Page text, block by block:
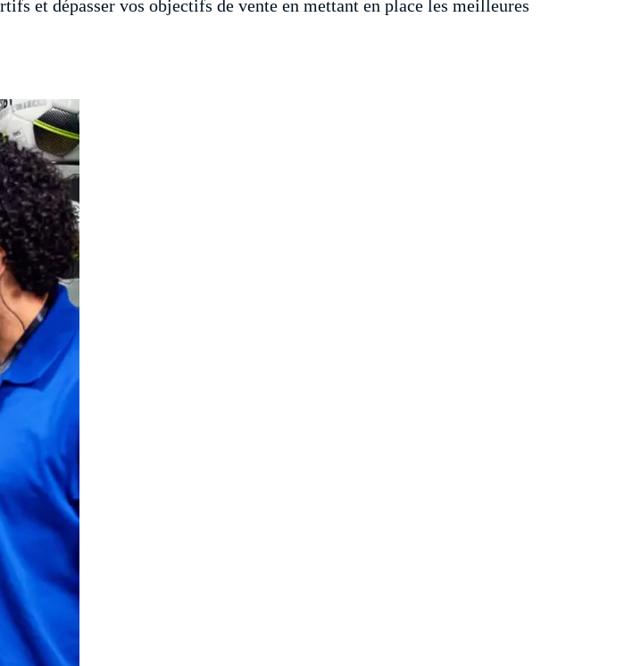
et dépasser vos objectifs de vente en mettant en place les meilleures